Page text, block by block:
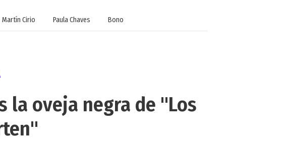
Martín Cirio Paula Chaves Bono
la oveja negra de "Los